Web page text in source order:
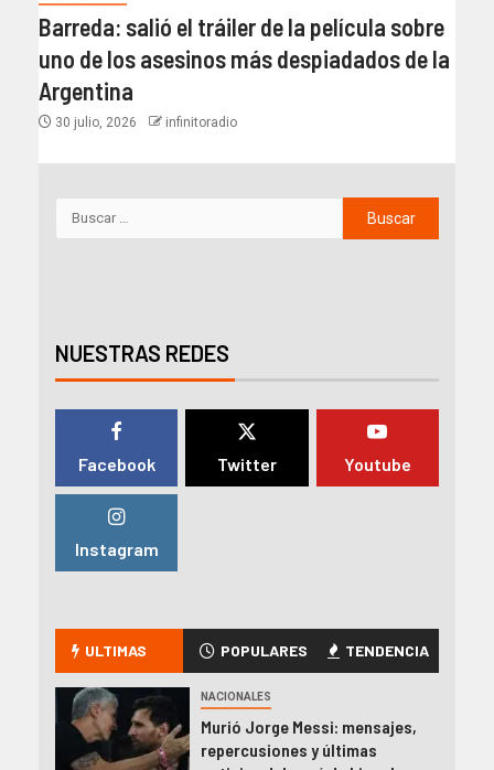
Barreda: salió el tráiler de la película sobre
uno de los asesinos más despiadados de la
Argentina
30 julio, 2026 infinitoradio
NUESTRAS REDES
Facebook Twitter Youtube
Instagram
ULTIMAS POPULARES TENDENCIA
NACIONALES
Murió Jorge Messi: mensajes,
repercusiones y últimas